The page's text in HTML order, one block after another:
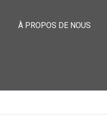
À PROPOS DE NOUS